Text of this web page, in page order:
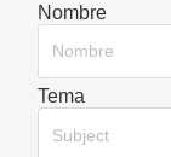
Nombre
Tema
Subject